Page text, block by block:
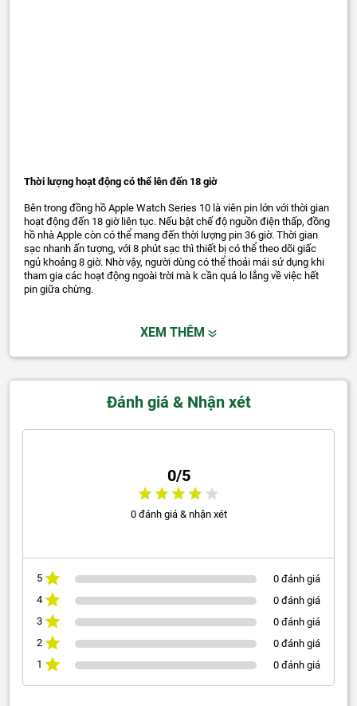
Thời lượng hoạt động có thể lên đến 18 giờ
Bên trong đồng hồ Apple Watch Series 10 là viên pin lớn với thời gian
hoạt động đến 18 giờ liên tục. Nếu bật chế độ nguồn điện thấp, đồng
hồ nhà Apple còn có thể mang đến thời lượng pin 36 giờ. Thời gian
sạc nhanh ấn tượng, với 8 phút sạc thì thiết bị có thể theo dõi giấc
ngủ khoảng 8 giờ. Nhờ vậy, người dùng có thể thoải mái sử dụng khi
tham gia các hoạt động ngoài trời mà k cần quá lo lắng về việc hết
pin giữa chừng.
XEM THÊM
Đánh giá & Nhận xét
0/5
0 đánh giá & nhận xét
5
0 đánh giá
4
0 đánh giá
3
0 đánh giá
2
0 đánh giá
1
0 đánh giá